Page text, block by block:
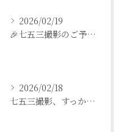
2026/02/19
🎉七五三撮影のご予約をご検討中の方へ🎉
2026/02/18
七五三撮影、すっかり忘れてた💦という方も